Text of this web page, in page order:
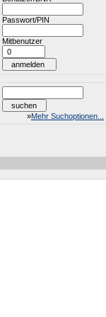
Passwort/PIN
Mitbenutzer
»Mehr Suchoptionen...